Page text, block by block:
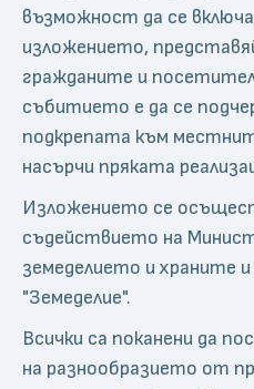
възможност да се
изложението,
гражданите и
събитието е да се
подкрепата към
насърчи пряката
Изложението се
съдействието на
земеделието и храните
"Земеделие".
Всички са поканени да
на разнообразието от